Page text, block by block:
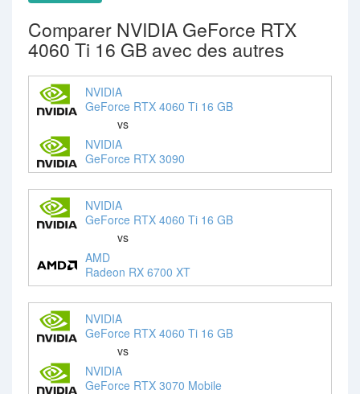
Comparer NVIDIA GeForce RTX
4060 Ti 16 GB avec des autres
NVIDIA
GeForce RTX 4060 Ti 16 GB
vs
NVIDIA
GeForce RTX 3090
NVIDIA
GeForce RTX 4060 Ti 16 GB
vs
AMD
Radeon RX 6700 XT
NVIDIA
GeForce RTX 4060 Ti 16 GB
vs
NVIDIA
GeForce RTX 3070 Mobile